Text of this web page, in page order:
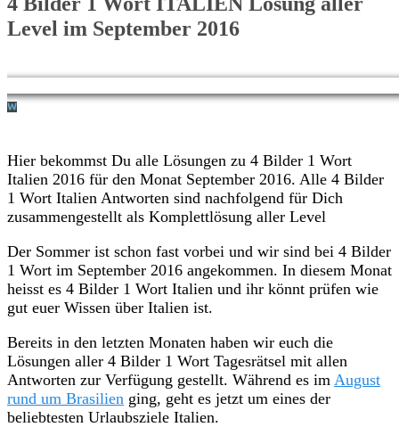
Level im September 2016
Hier bekommst Du alle Lösungen zu 4 Bilder 1 Wort
Italien 2016 für den Monat September 2016. Alle 4 Bilder
1 Wort Italien Antworten sind nachfolgend für Dich
zusammengestellt als Komplettlösung aller Level
Der Sommer ist schon fast vorbei und wir sind bei 4 Bilder
1 Wort im September 2016 angekommen. In diesem Monat
heisst es 4 Bilder 1 Wort Italien und ihr könnt prüfen wie
gut euer Wissen über Italien ist.
Bereits in den letzten Monaten haben wir euch die
Lösungen aller 4 Bilder 1 Wort Tagesrätsel mit allen
Antworten zur Verfügung gestellt. Während es im August
rund um Brasilien ging, geht es jetzt um eines der
beliebtesten Urlaubsziele Italien.